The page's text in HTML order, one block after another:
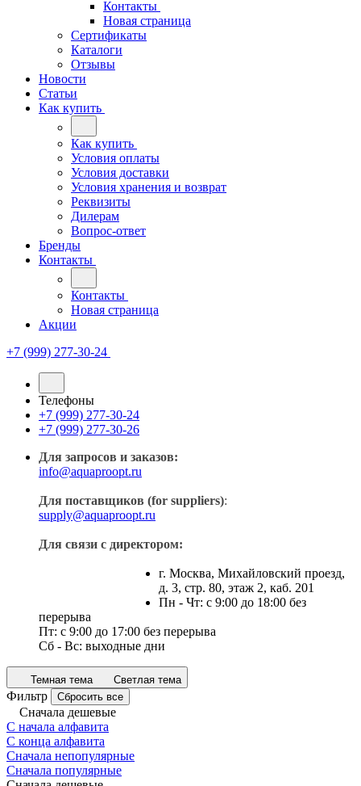
Контакты
Новая страница
Сертификаты
Каталоги
Отзывы
Новости
Статьи
Как купить
Как купить
Условия оплаты
Условия доставки
Условия хранения и возврат
Реквизиты
Дилерам
Вопрос-ответ
Бренды
Контакты
Контакты
Новая страница
Акции
+7 (999) 277-30-24
Телефоны
+7 (999) 277-30-24
+7 (999) 277-30-26
Для запросов и заказов:
info@aquaproopt.ru
Для поставщиков (for suppliers):
supply@aquaproopt.ru
Для связи с директором:
г. Москва, Михайловский проезд,
д. 3, стр. 80, этаж 2, каб. 201
Пн - Чт: с 9:00 до 18:00 без
перерыва
Пт: с 9:00 до 17:00 без перерыва
Сб - Вс: выходные дни
Темная тема Светлая тема
Фильтр Сбросить все
Сначала дешевые
С начала алфавита
С конца алфавита
Сначала непопулярные
Сначала популярные